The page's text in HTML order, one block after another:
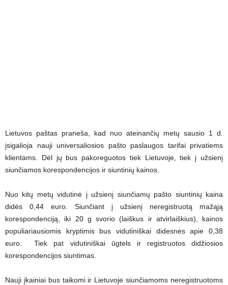
Lietuvos paštas praneša, kad nuo ateinančių metų sausio 1 d.
įsigalioja nauji universaliosios pašto paslaugos tarifai privatiems
klientams. Dėl jų bus pakoreguotos tiek Lietuvoje, tiek į užsienį
siunčiamos korespondencijos ir siuntinių kainos.
Nuo kitų metų vidutinė į užsienį siunčiamų pašto siuntinių kaina
didės 0,44 euro. Siunčiant į užsienį neregistruotą mažąją
korespondenciją, iki 20 g svorio (laiškus ir atvirlaiškius), kainos
populiariausiomis kryptimis bus vidutiniškai didesnės apie 0,38
euro. Tiek pat vidutiniškai ūgtels ir registruotos didžiosios
korespondencijos siuntimas.
Nauji įkainiai bus taikomi ir Lietuvoje siunčiamoms neregistruotoms